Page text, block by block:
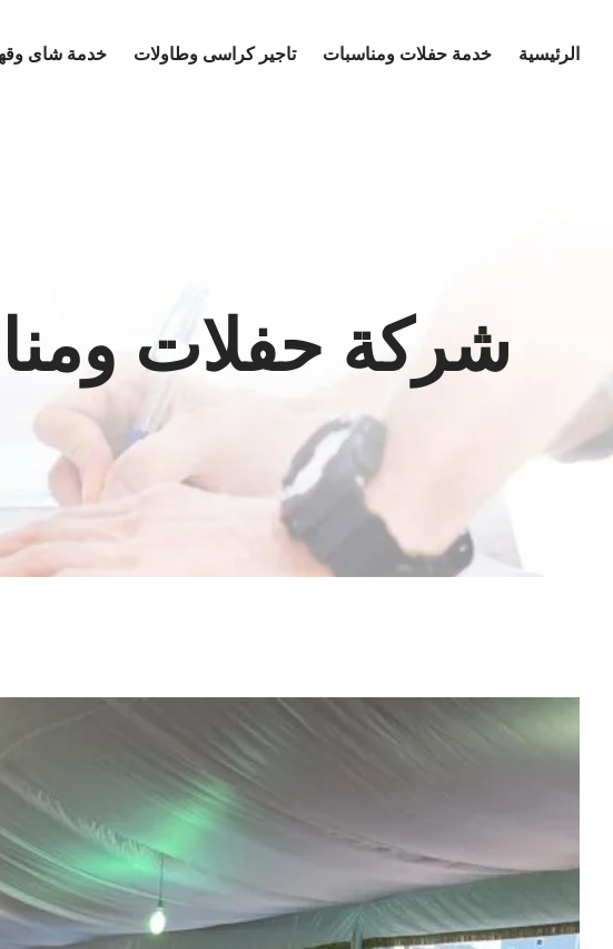
الرئيسية خدمة حفلات ومناسبات تاجير كراسى وطاولات خدمة شاى
مشاهدة
صورة